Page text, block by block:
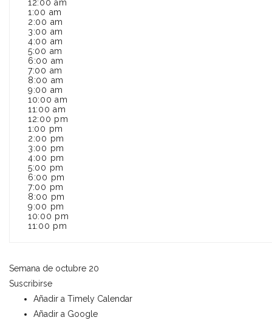
12:00 am
1:00 am
2:00 am
3:00 am
4:00 am
5:00 am
6:00 am
7:00 am
8:00 am
9:00 am
10:00 am
11:00 am
12:00 pm
1:00 pm
2:00 pm
3:00 pm
4:00 pm
5:00 pm
6:00 pm
7:00 pm
8:00 pm
9:00 pm
10:00 pm
11:00 pm
Semana de octubre 20
Suscribirse
Añadir a Timely Calendar
Añadir a Google